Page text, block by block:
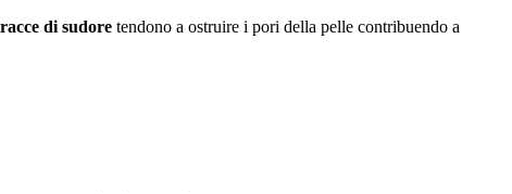
di sudore tendono a ostruire i pori della pelle contribuendo a